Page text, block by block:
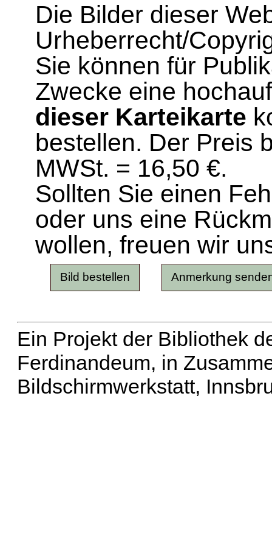
Die Bilder dieser
Urheberrecht/
Sie können für
Zwecke eine
dieser Karteikarte
bestellen. Der Preis
MWSt. = 16,50 €.
Sollten Sie einen
oder uns eine
wollen, freuen wir
Ein Projekt der Bibliothek
Ferdinandeum, in
Bildschirmwerkstatt,